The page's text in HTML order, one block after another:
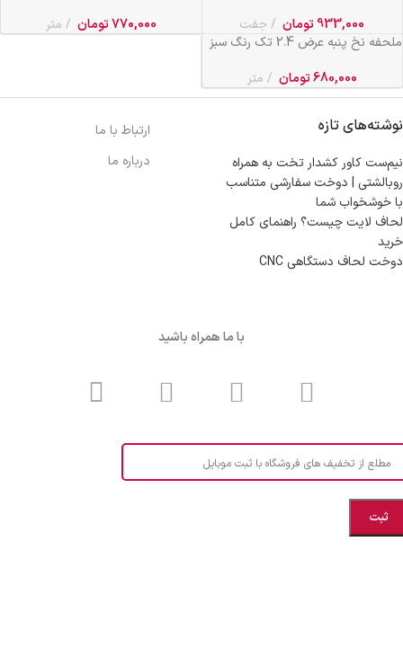
933,000تومان جفت
770,000تومان
متر
ملحفه نخ پنبه عرض 2.4 تک رنگ سبز
680,000تومان متر
نوشته‌های تازه
نیم‌ست کاور کشدار تخت به همراه
روبالشتی | دوخت سفارشی متناسب
با خوشخواب شما
لحاف لایت چیست؟ راهنمای کامل
خرید
دوخت لحاف دستگاهی CNC
ارتباط با ما
درباره ما
با ما همراه باشید
مطلع از تخفیف های فروشگاه با ثبت موبایل